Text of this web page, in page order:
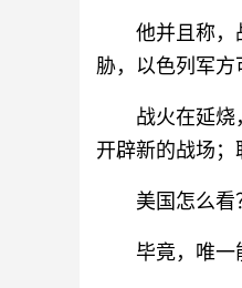
他并且称，
胁，以色列军方
战火在延
开辟新的战场；
美国怎么看
毕竟，唯一